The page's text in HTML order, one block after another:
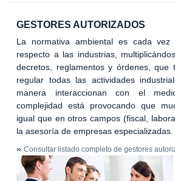
GESTORES AUTORIZADOS
La normativa ambiental es cada vez
respecto a las industrias,
decretos, reglamentos y órdenes, que
regular todas las actividades
manera interaccionan con el
complejidad está provocando que
igual que en otros campos (fiscal,
la asesoría de empresas especializadas.
» Consultar listado completo de gestores